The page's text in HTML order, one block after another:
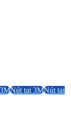
Nút tai 3MNút tai